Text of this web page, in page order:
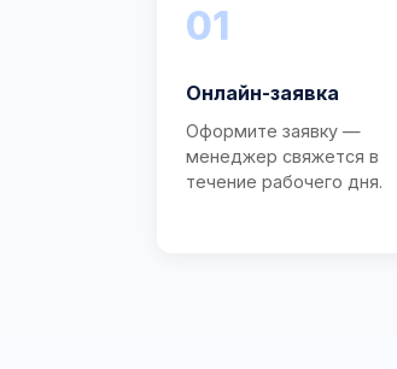
01
Онлайн-заявка
Оформите заявку —
менеджер свяжется в
течение рабочего дня.